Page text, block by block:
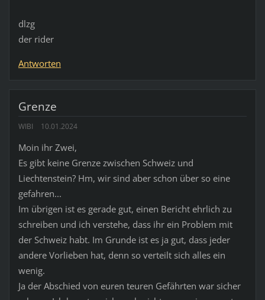
dlzg
der rider
Antworten
Grenze
WIBI 10.01.2024
Moin ihr Zwei,
Es gibt keine Grenze zwischen Schweiz und
Liechtenstein? Hm, wir sind aber schon über so eine
gefahren...
Im übrigen ist es gerade gut, einen Bericht ehrlich zu
schreiben und ich verstehe, dass ihr ein Problem mit
der Schweiz habt. Im Grunde ist es ja gut, dass jeder
andere Vorlieben hat, denn so verteilt sich alles ein
wenig.
Ja der Abschied von euren teuren Gefährten war sicher